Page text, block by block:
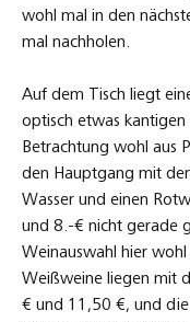
wohl mal in den
mal nachholen.
Auf dem Tisch liegt
optisch etwas kantigen
Betrachtung wohl aus
den Hauptgang mit
Wasser und einen
und 8.-€ nicht gerade
Weinauswahl hier
Weißweine liegen mit
€ und 11,50 €, und